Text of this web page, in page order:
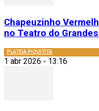
Chapeuzinho
no Teatro do
PLATEIA PIQUITITA
1 abr 2026 - 13:16